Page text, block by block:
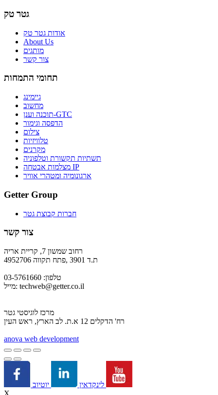
גטר טק
אודות גטר טק
About Us
מותגים
צור קשר
תחומי התמחות
גיימינג
מחשוב
תוכנה וענן-GTC
הדפסה וגימור
צילום
טלוויזיות
מקרנים
תשתיות תקשורת וטלפוניה
מצלמות אבטחה IP
ארגונומיה ומטהרי אוויר
Getter Group
חברות קבוצת גטר
צור קשר
רחוב שמשון 7, קריית אריה
ת.ד 3901 ,פתח תקווה 4952706
טלפון: 03-5761660
מייל: techweb@getter.co.il
מרכז לוגיסטי גטר
רח' הדקלים 12 א.ת. לב הארץ, ראש העין
anova web development
לינקדאין
X